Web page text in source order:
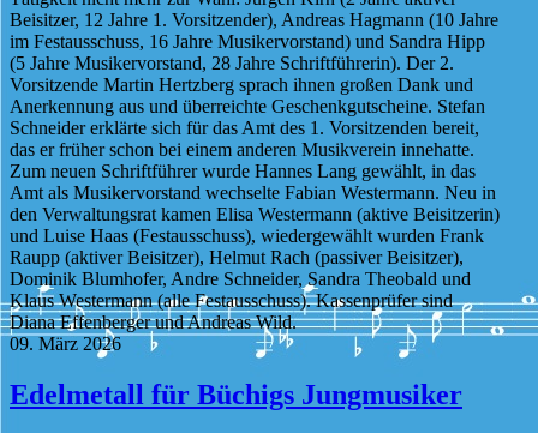
Beisitzer, 12 Jahre 1. Vorsitzender), Andreas Hagmann (10 Jahre
im Festausschuss, 16 Jahre Musikervorstand) und Sandra Hipp
(5 Jahre Musikervorstand, 28 Jahre Schriftführerin). Der 2.
Vorsitzende Martin Hertzberg sprach ihnen großen Dank und
Anerkennung aus und überreichte Geschenkgutscheine. Stefan
Schneider erklärte sich für das Amt des 1. Vorsitzenden bereit,
das er früher schon bei einem anderen Musikverein innehatte.
Zum neuen Schriftführer wurde Hannes Lang gewählt, in das
Amt als Musikervorstand wechselte Fabian Westermann. Neu in
den Verwaltungsrat kamen Elisa Westermann (aktive Beisitzerin)
und Luise Haas (Festausschuss), wiedergewählt wurden Frank
Raupp (aktiver Beisitzer), Helmut Rach (passiver Beisitzer),
Dominik Blumhofer, Andre Schneider, Sandra Theobald und
Klaus Westermann (alle Festausschuss). Kassenprüfer sind
Diana Effenberger und Andreas Wild.
09. März 2026
Edelmetall für Büchigs Jungmusiker